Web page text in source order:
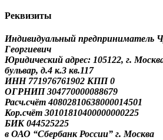
Реквизиты
Индивидуальный предприниматель
Георгиевич
Юридический адрес: 105122, г.
бульвар, д.4 к.3 кв.117
ИНН 771976761902 КПП 0
ОГРНИП 304770000088679
Расч.счёт 40802810638000014501
Кор.счёт 30101810400000000225
БИК 044525225
в ОАО “Сбербанк России” г. Москва